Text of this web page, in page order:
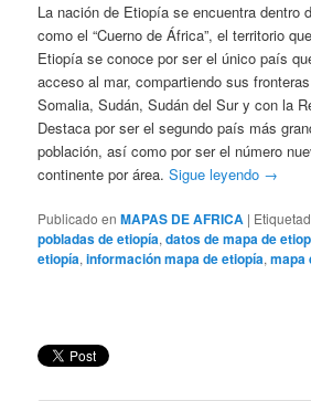
La nación de Etiopía se encuentra dentro
como el “Cuerno de África”, el territorio
Etiopía se conoce por ser el único país
acceso al mar, compartiendo sus
Somalia, Sudán, Sudán del Sur y con la
Destaca por ser el segundo país más
población, así como por ser el número
continente por área.Sigue leyendo →
Publicado en MAPAS DE AFRICA |
pobladas de etiopía,datos de mapa de
etiopía,información mapa de etiopía,mapa